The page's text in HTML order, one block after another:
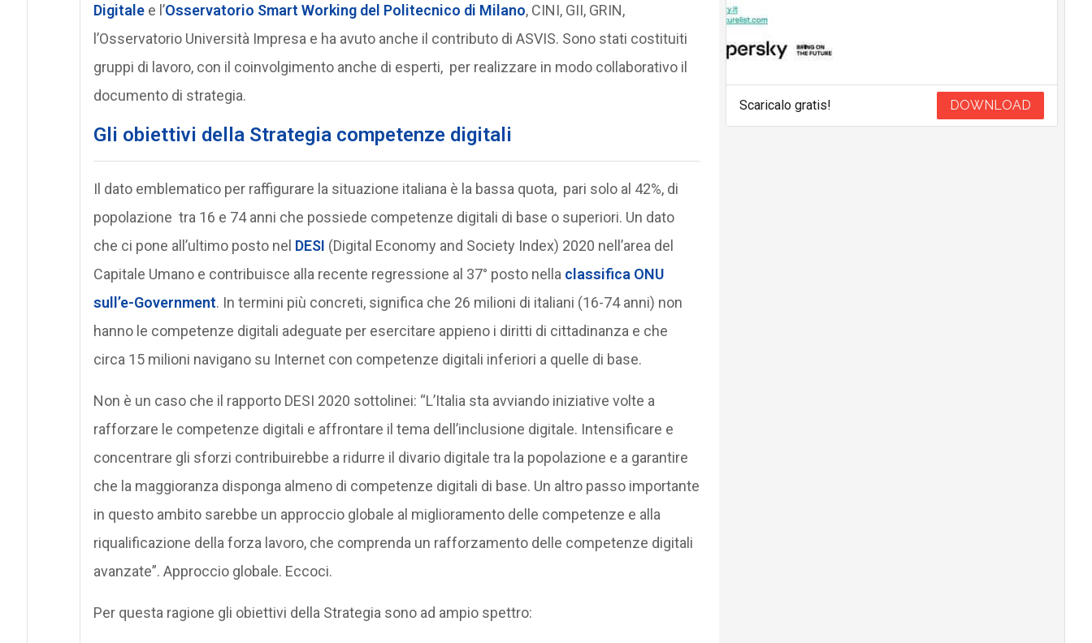
Digitalee l’Osservatorio Smart Working del Politecnico di Milano, CINI, GII, GRIN,
l’Osservatorio Università Impresa e ha avuto anche il contributo di ASVIS. Sono stati costituiti
gruppi di lavoro, con il coinvolgimento anche di esperti, per realizzare in modo collaborativo il
documento di strategia.
Gli obiettivi della Strategia competenze digitali
Il dato emblematico per raffigurare la situazione italiana è la bassa quota, pari solo al 42%, di
popolazione tra 16 e 74 anni che possiede competenze digitali di base o superiori. Un dato
che ci pone all’ultimo posto nel DESI (Digital Economy and Society Index) 2020 nell’area del
Capitale Umano e contribuisce alla recente regressione al 37° posto nella classifica ONU
sull’e-Government. In termini più concreti, significa che 26 milioni di italiani (16-74 anni) non
hanno le competenze digitali adeguate per esercitare appieno i diritti di cittadinanza e che
circa 15 milioni navigano su Internet con competenze digitali inferiori a quelle di base.
Non è un caso che il rapporto DESI 2020 sottolinei: “L’Italia sta avviando iniziative volte a
rafforzare le competenze digitali e affrontare il tema dell’inclusione digitale. Intensificare e
concentrare gli sforzi contribuirebbe a ridurre il divario digitale tra la popolazione e a garantire
che la maggioranza disponga almeno di competenze digitali di base. Un altro passo importante
in questo ambito sarebbe un approccio globale al miglioramento delle competenze e alla
riqualificazione della forza lavoro, che comprenda un rafforzamento delle competenze digitali
avanzate”. Approccio globale. Eccoci.
Per questa ragione gli obiettivi della Strategia sono ad ampio spettro:
Scaricalo gratis! DOWNLOAD